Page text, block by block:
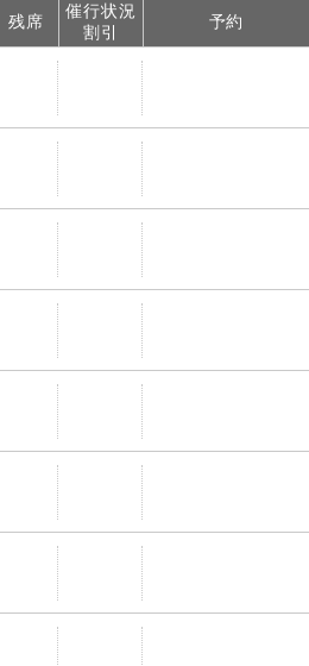
残席
催行状況
割引
予約